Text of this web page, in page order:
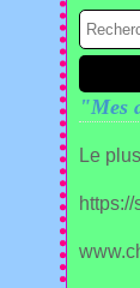
"Mes
Le